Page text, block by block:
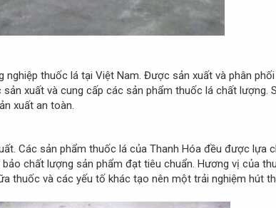
thuốc lá tại Việt Nam. Được sản xuất và phân
xuất và cung cấp các sản phẩm thuốc lá chất lượng.
xuất an toàn.
Các sản phẩm thuốc lá của Thanh Hóa đều được lựa
chất lượng sản phẩm đạt tiêu chuẩn. Hương vị của
thuốc và các yếu tố khác tạo nên một trải nghiệm hút